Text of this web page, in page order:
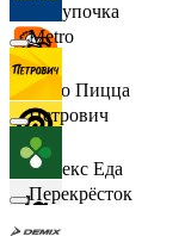
Покупочка
Додо Пицца
Яндекс Еда
Metro
Петрович
Перекрёсток